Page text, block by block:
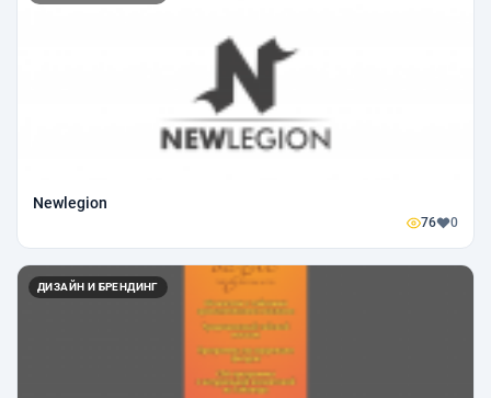
Newlegion
76 0
ДИЗАЙН И БРЕНДИНГ